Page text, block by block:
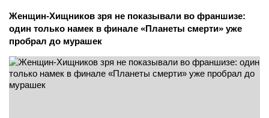
Женщин-Хищников зря не показывали во франшизе:
один только намек в финале «Планеты смерти» уже
пробрал до мурашек